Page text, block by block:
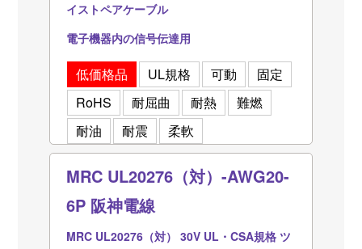
イストペアケーブル
電子機器内の信号伝達用
低価格品 UL規格 可動
固定
RoHS
耐屈曲 耐熱
難燃
耐油
耐震 柔軟
MRC UL20276（対）-AWG20-
6P 阪神電線
MRC UL20276（対） 30V UL・CSA規格 ツ